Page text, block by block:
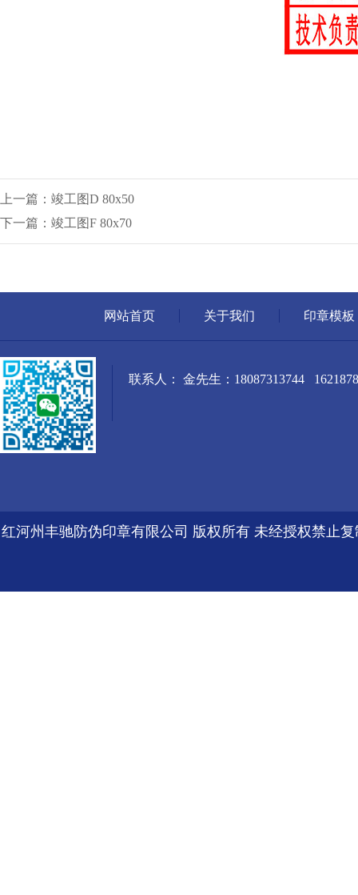
上一篇：竣工图D 80x50
下一篇：竣工图F 80x70
网站首页 关于我们 印章模板
联系人： 金先生：18087313744
红河州丰驰防伪印章有限公司 版权所有 未经授权禁止